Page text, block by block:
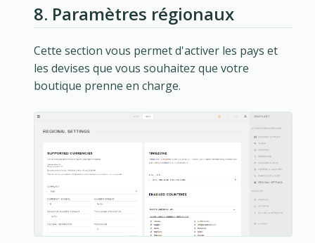
8. Paramètres régionaux
Cette section vous permet d'activer les pays et
les devises que vous souhaitez que votre
boutique prenne en charge.